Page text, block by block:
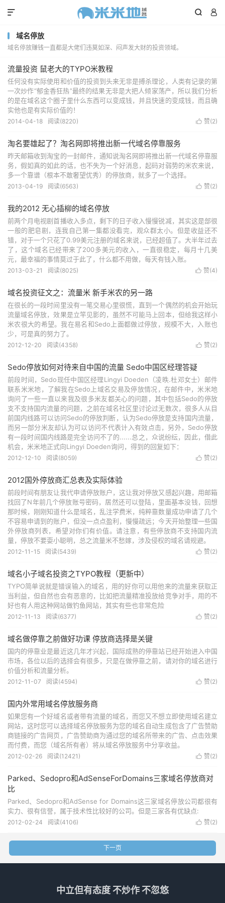
 

域名停放
域名停放赚钱一直都是大佬们违莫如深、闷声发大财的投资领域。
流量投资 鼠老大的TYPO米教程
任何没有实际使用和价值的投资到头来无非是搏杀理论，人类有记录的第
一次炒作“郁金香狂热”最终的结果无非是大把人倾家荡产，所以我们分析
的是在域名这个圈子里什么东西可以变成钱，并且快速的变成钱，而且确
实他也是有实际价值的！
 赞(2)
2014-04-18 阅读(8220)
淘名要雄起了？淘名网即将推出新一代域名停靠服务
昨天邮箱收到淘宝的一封邮件，通知说淘名网即将推出新一代域名停靠服
务，假如真的如此的话，也不失为一个好消息，起码对弱势的米农来说，
多一个靠谱（根本不敢奢望优秀）的停放商，就多了一个选择。
 赞(2)
2013-04-19 阅读(6563)
我的2012 无心插柳的域名停放
前两个月电视剧首播收入多点，剩下的日子收入慢慢锐减，其实这是部很
一般的肥皂剧，连我自己第一集都没看完，观众群太小。但是收益还不
错，对于一个只花了0.99美元注册的域名来说，已经超值了。大半年过去
了，这个域名已经带来了200多美元的收入，一直很稳定，每月十几美
元，最幸福的事情莫过于此了，什么都不用做，每天有钱入账。
 赞(4)
2013-03-21 阅读(8025)
域名投资征文之：流量米 新手米农的另一路
在很长的一段时间里没有一笔交易心里很慌，直到一个偶然的机会开始玩
流量域名停放，效果是立竿见影的，虽然不可能马上回本，但给我这样小
米农很大的希望。我在易名和Sedo上面都做过停放，规模不大，入账也
少，可是真的努力了。
 赞(2)
2012-12-20 阅读(4358)
Sedo停放如何对待来自中国的流量 Sedo中国区经理答疑
前段时间，Sedo现任中国区经理Lingyi Doeden（凌昳.杜邓女士）邮件
联系米米地，了解我在Sedo上域名交易及停放情况，在邮件中，米米地
询问了一些一直以来我及很多米友都关心的问题，其中包括Sedo的停放
支不支持国内流量的问题，之前在域名社区里讨论过无数次，很多人从目
前国内线路可以访问Sedo的停放判断，认为Sedo停放是支持国内流量，
而另一部分米友却认为可以访问不代表计入有效点击，另外，Sedo停放
有一段时间国内线路是完全访问不了的......总之，众说纷纭，因此，借此
机会，米米地正式向Lingyi Doeden询问，得到的回复如下：
 赞(2)
2012-12-10 阅读(8059)
2012国外停放商汇总表及实际体验
前段时间有朋友让我代申请停放账户，这让我对停放又感起兴趣，用邮箱
找回了N年前几个停放账号密码，居然还可以登陆，里面基本没钱，回想
那时候，刚刚知道什么是域名，乱注学费米，纯粹靠数量成功申请了几个
不容易申请到的账户，但没一点点盈利，慢慢疏远；今天开始整理一些国
外停放商列表，希望对你们有价值。请注意，有些停放商不支持国内流
量，停放不要耍小聪明，总之流量米不愁嫁，涉及侵权的域名请规避。
 赞(2)
2012-11-15 阅读(5439)
域名小子域名投资之TYPO教程（更新中）
TYPO简单说就是错误输入的域名，用的好你可以用他来的流量来获取正
当利益，但自然也会有恶意的，比如把流量精准投放给竞争对手，用的不
好也有人用这种网站做钓鱼网站，其实有些也非常危险
 赞(2)
2012-11-13 阅读(6377)
域名做停靠之前做好功课 停放商选择是关键
国内的停靠业是最近这几年才兴起，国际成熟的停靠站已经开始进入中国
市场，各位以后的选择会有很多，只是在做停靠之前，请对你的域名进行
价值分析和流量分析。
 赞(2)
2012-11-07 阅读(4594)
国内外常用域名停放服务商
如果您有一个好域名或者带有流量的域名，而您又不想立即使用域名建立
网站，这时您可以选择域名停放服务为您的域名自动生成包含了广告赞助
商链接的广告网页，广告赞助商为通过您的域名所带来的广告、点击效果
而付费，而您（域名所有者）将从域名停放服务中分享收益。
 赞(2)
2012-02-26 阅读(12421)
Parked、Sedopro和AdSenseForDomains三家域名停放商对
比
Parked、Sedopro和AdSense for Domains这三家域名停放公司都很有
实力、很有信誉，属于技术性比较好的公司。但是三家各有优缺点:
 赞(2)
2012-02-24 阅读(4106)
下一页
中立但有态度 不炒作 不忽悠